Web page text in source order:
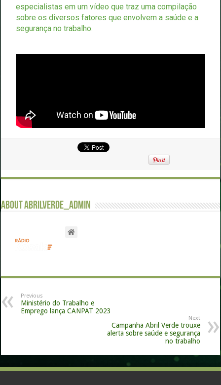
especialistas em um vídeo que traz uma compilação
sobre os diversos fatores que envolvem a saúde e a
segurança no trabalho.
About abrilverde_admin
Previous
Ministério do Trabalho e
Emprego lança CANPAT 2023
Next
Campanha Abril Verde trouxe
alerta sobre saúde e segurança
no trabalho